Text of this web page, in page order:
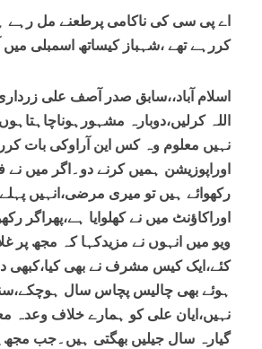
اے پی سی کی ناکامی پرطعنے مل رہے
کررہے تھے ،شہباز کیساتھ اسمبلی میں
اسلام آباد،،سابق صدر آصف علی
اللہ کرلیں،دوبارہ
نہیں معلوم وہ کس این آراوکی بات
اوراپوزیشن ہمیں کرنے دو۔اگر میں نے
رکھوائے ہیں تو میری مرضی،انہیں
اوراکاؤنٹ میں نے کھلوایا ہے،پھراگر
کئے،ایک کیس مشرف نے بھی کیا،کبھی
ہوئے بھی چالیس پچاس سال
نہیں،ایان علی کو ہمارے خلاف وعدہ